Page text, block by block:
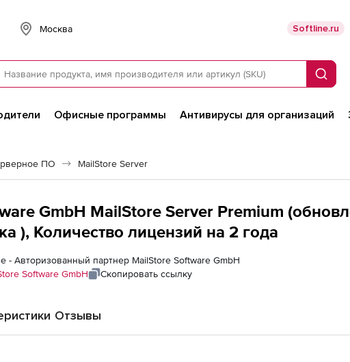
Москва Softline.ru
Поиск
Офисные программы Антивирусы для организаций
ПО MailStore Server
GmbH MailStore Server Premium
), Количество лицензий на 2 года
- Авторизованный партнер MailStore Software GmbH
Software GmbH Скопировать ссылку
Отзывы